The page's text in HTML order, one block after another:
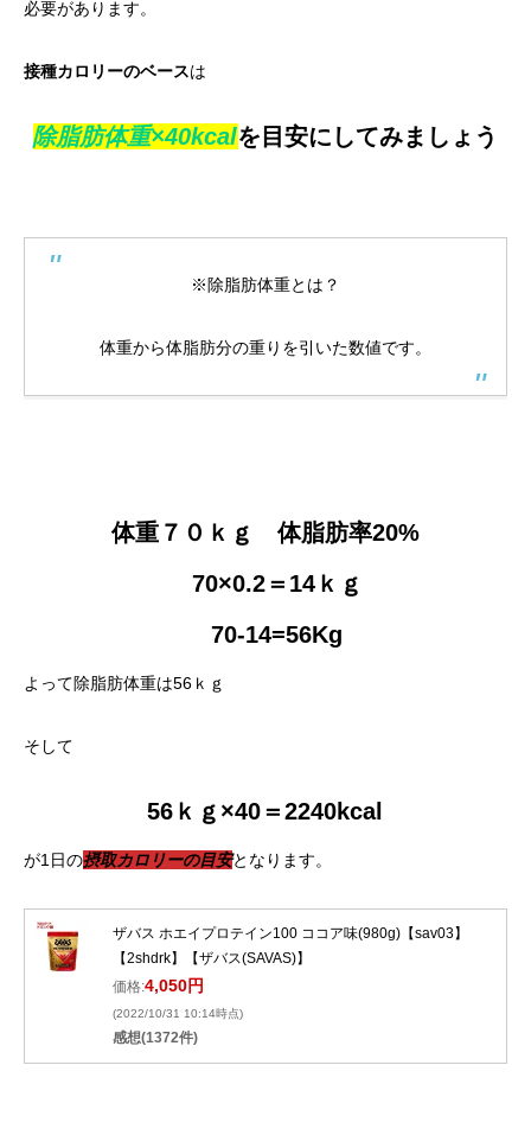
必要があります。
接種カロリーのベースは
除脂肪体重×40kcalを目安にしてみましょう
※除脂肪体重とは？
体重から体脂肪分の重りを引いた数値です。
体重７０ｋｇ 体脂肪率20%
70×0.2＝14ｋｇ
70-14=56Kg
よって除脂肪体重は56ｋｇ
そして
56ｋｇ×40＝2240kcal
が1日の摂取カロリーの目安となります。
ザバス ホエイプロテイン100 ココア味(980g)【sav03】
【2shdrk】【ザバス(SAVAS)】
価格:4,050円
(2022/10/31 10:14時点)
感想(1372件)